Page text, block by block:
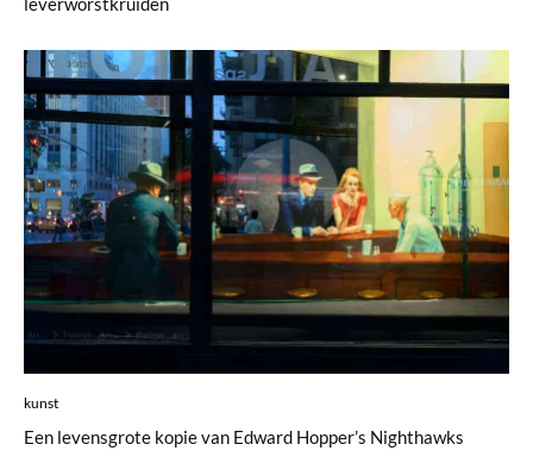
kunst
Een levensgrote kopie van Edward Hopper’s Nighthawks